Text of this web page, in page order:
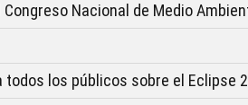
Nacional de Medio
todos los públicos sobre el Eclipse